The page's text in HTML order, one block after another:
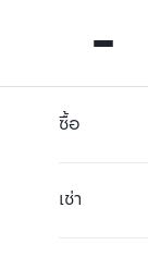
ซื้อ
เช่า